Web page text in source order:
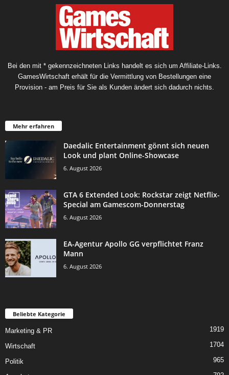
Bei den mit * gekennzeichneten Links handelt es sich um Affiliate-Links.
GamesWirtschaft erhält für die Vermittlung von Bestellungen eine
Provision - am Preis für Sie als Kunden ändert sich dadurch nichts.
Mehr erfahren
Daedalic Entertainment gönnt sich neuen
Look und plant Online-Showcase
6. August 2026
GTA 6 Extended Look: Rockstar zeigt Netflix-
Special am Gamescom-Donnerstag
6. August 2026
EA-Agentur Apollo GG verpflichtet Franz
Mann
6. August 2026
Beliebte Kategorie
Marketing & PR 1919
Wirtschaft 1704
Politik 965